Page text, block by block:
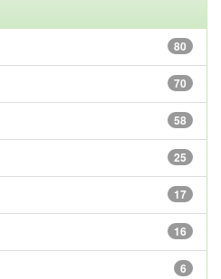
80
70
58
25
17
16
6